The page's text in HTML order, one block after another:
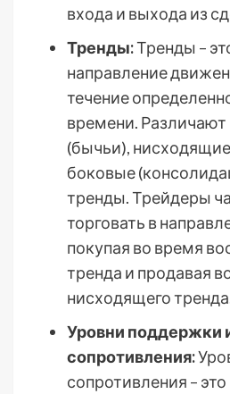
входа и выхода из
Тренды:Тренды –
направление
течение
времени.
(бычьи),
боковые
тренды. Трейдеры
торговать в
покупая во время
тренда и продавая
нисходящего
Уровни поддержки
сопротивления:
сопротивления –